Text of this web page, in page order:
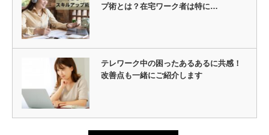
プ術とは？在宅ワーク者は特に…
テレワーク中の困ったあるあるに共感！
改善点も一緒にご紹介します